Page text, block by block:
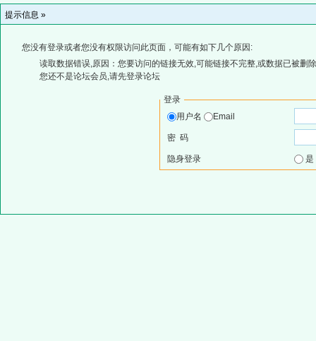
提示信息 »
您没有登录或者您没有权限访问此页面，可能有如下几个原因:
读取数据错误,原因：您要访问的链接无效,可能链接不完整,或数据已被删
您还不是论坛会员,请先登录论坛
登录
用户名
Email
密 码
隐身登录